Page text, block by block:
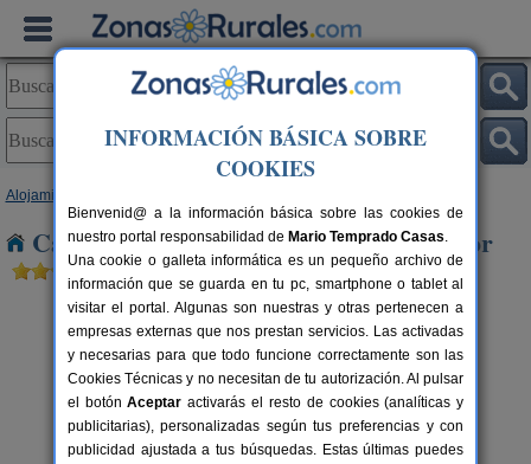
Alojamientos
Casas Rurales cerca de El Viso del Alcor
2-22+3 pers.
desde15 €
Hacienda San José
Carmona (Sevilla)
INFORMACIÓN BÁSICA SOBRE
COOKIES
Bienvenid@ a la información básica sobre las cookies de
nuestro portal responsabilidad de Mario Temprado Casas.
Una cookie o galleta informática es un pequeño archivo de
información que se guarda en tu pc, smartphone o tablet al
visitar el portal. Algunas son nuestras y otras pertenecen a
empresas externas que nos prestan servicios. Las activadas
y necesarias para que todo funcione correctamente son las
Cookies Técnicas y no necesitan de tu autorización. Al pulsar
el botónAceptar activarás el resto de cookies (analíticas y
publicitarias), personalizadas según tus preferencias y con
publicidad ajustada a tus búsquedas. Estas últimas puedes